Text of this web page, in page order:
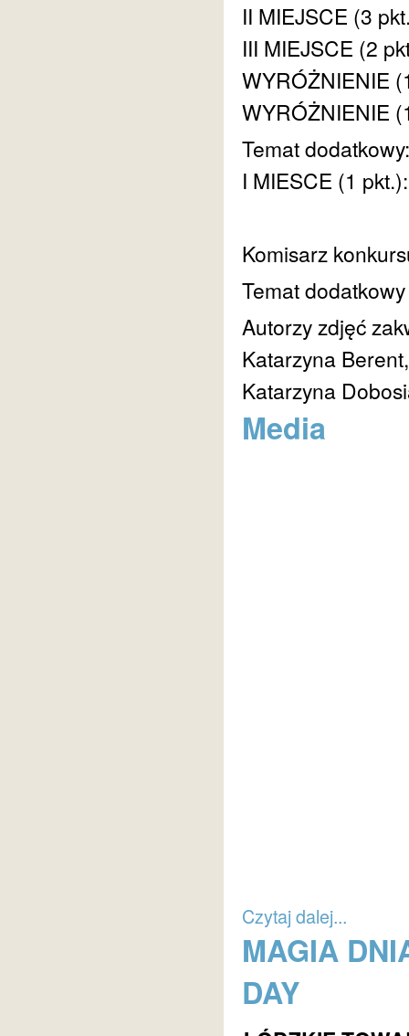
II MIEJSCE (3
III MIEJSCE (2
WYRÓŻNIENIE
WYRÓŻNIENIE
Temat
I MIESCE (1
Komisarz
Temat
Autorzy zdjęć
Katarzyna
Katarzyna
Media
Czytaj dalej...
MAGIA
DAY